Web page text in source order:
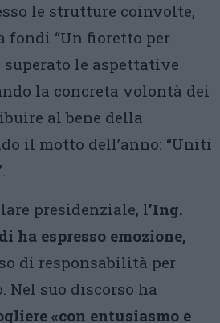
le strutture coinvolte,
fondi “Un fioretto per
superato le aspettative
la concreta volontà dei
al bene della
il motto dell’anno: “Uniti
presidenziale, l’Ing.
ha espresso emozione,
di responsabilità per
Nel suo discorso ha
«con entusiasmo e